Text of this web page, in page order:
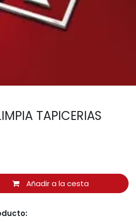
TAPICERIAS
Añadir a la cesta